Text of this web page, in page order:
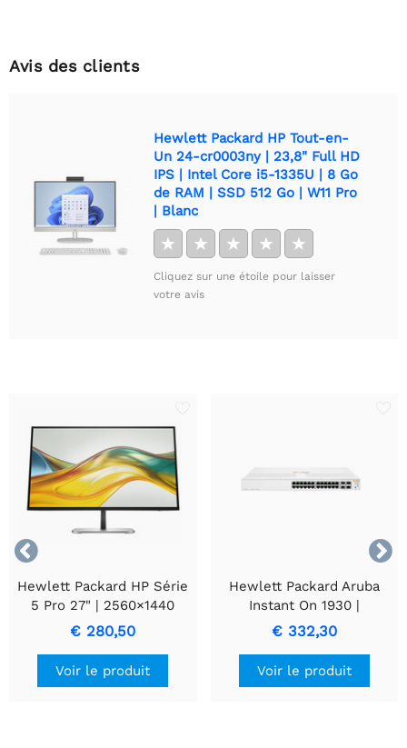
Avis des clients
Hewlett Packard HP Tout-en-
Un 24-cr0003ny | 23,8" Full HD
IPS | Intel Core i5-1335U | 8 Go
de RAM | SSD 512 Go | W11 Pro
| Blanc
★ ★ ★ ★ ★
Cliquez sur une étoile pour laisser
votre avis


Hewlett Packard HP Série
5 Pro 27" | 2560×1440
QHD IPS | 100 Hz | HDMI
et DisplayPort |
Ergonomiquement
réglable | Écran
€ 280,50
Voir le produit
Hewlett Packard Aruba
Instant On 1930 |
Commutateur géré L2/L3 |
24 Ports | Ethernet Gigabit
(10/100/1000 Mbps) + 4
SFP/SFP+ | Rack 1U |
€ 332,30
Voir le produit